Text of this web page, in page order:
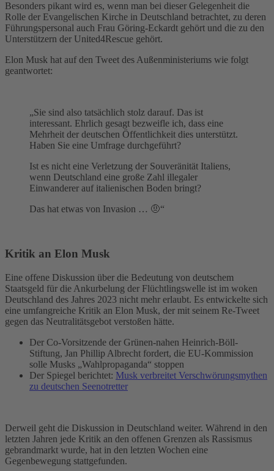
Besonders pikant wird es, wenn man bei dieser Gelegenheit die
Rolle der Evangelischen Kirche in Deutschland betrachtet, zu deren
Führungspersonal auch Frau Göring-Eckardt gehört und die zu den
Unterstützern der United4Rescue gehört.
Elon Musk hat auf den Tweet des Außenministeriums wie folgt
geantwortet:
„Sie sind also tatsächlich stolz darauf. Das ist
interessant. Ehrlich gesagt bezweifle ich, dass eine
Mehrheit der deutschen Öffentlichkeit dies unterstützt.
Haben Sie eine Umfrage durchgeführt?
Ist es nicht eine Verletzung der Souveränität Italiens,
wenn Deutschland eine große Zahl illegaler
Einwanderer auf italienischen Boden bringt?
Das hat etwas von Invasion … 🤨“
Kritik an Elon Musk
Eine offene Diskussion über die Bedeutung von deutschem
Staatsgeld für die Ankurbelung der Flüchtlingswelle ist im woken
Deutschland des Jahres 2023 nicht mehr erlaubt. Es entwickelte sich
eine umfangreiche Kritik an Elon Musk, der mit seinem Re-Tweet
gegen das Neutralitätsgebot verstoßen hätte.
Der Co-Vorsitzende der Grünen-nahen Heinrich-Böll-
Stiftung, Jan Phillip Albrecht fordert, die EU-Kommission
solle Musks „Wahlpropaganda“ stoppen
Der Spiegel berichtet: Musk verbreitet Verschwörungsmythen
zu deutschen Seenotretter
Derweil geht die Diskussion in Deutschland weiter. Während in den
letzten Jahren jede Kritik an den offenen Grenzen als Rassismus
gebrandmarkt wurde, hat in den letzten Wochen eine
Gegenbewegung stattgefunden.